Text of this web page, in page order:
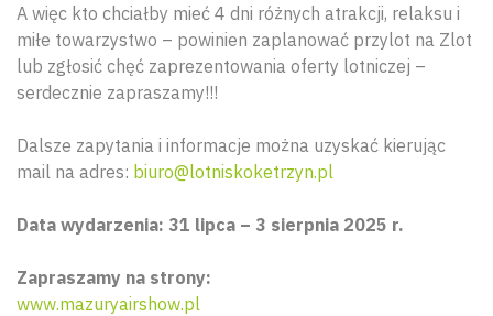
A więc kto chciałby mieć 4 dni różnych atrakcji, relaksu i
miłe towarzystwo – powinien zaplanować przylot na Zlot
lub zgłosić chęć zaprezentowania oferty lotniczej –
serdecznie zapraszamy!!!
Dalsze zapytania i informacje można uzyskać kierując
mail na adres: biuro@lotniskoketrzyn.pl
Data wydarzenia: 31 lipca – 3 sierpnia 2025 r.
Zapraszamy na strony:
www.mazuryairshow.pl